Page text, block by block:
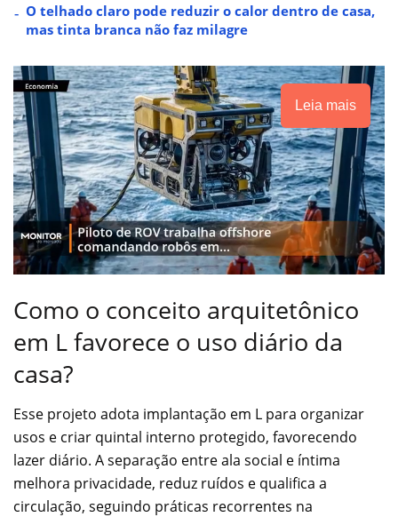
O telhado claro pode reduzir o calor dentro de casa,
mas tinta branca não faz milagre
Leia mais
Como o conceito arquitetônico
em L favorece o uso diário da
casa?
Esse projeto adota implantação em L para organizar
usos e criar quintal interno protegido, favorecendo
lazer diário. A separação entre ala social e íntima
melhora privacidade, reduz ruídos e qualifica a
circulação, seguindo práticas recorrentes na